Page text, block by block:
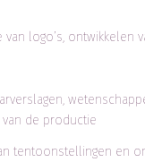
logo’s, ontwikkelen
de productie
tentoonstellingen en